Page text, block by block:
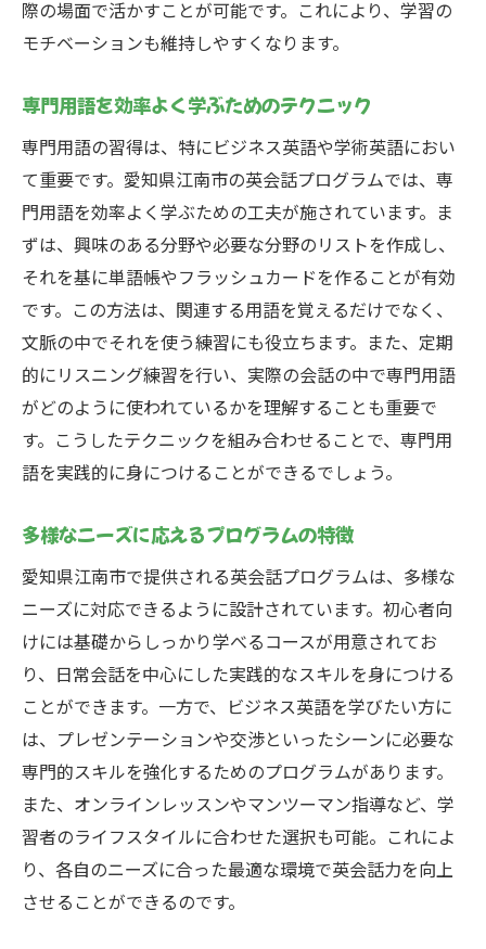
際の場面で活かすことが可能です。これにより、学習の
モチベーションも維持しやすくなります。
専門用語を効率よく学ぶためのテクニック
専門用語の習得は、特にビジネス英語や学術英語におい
て重要です。愛知県江南市の英会話プログラムでは、専
門用語を効率よく学ぶための工夫が施されています。ま
ずは、興味のある分野や必要な分野のリストを作成し、
それを基に単語帳やフラッシュカードを作ることが有効
です。この方法は、関連する用語を覚えるだけでなく、
文脈の中でそれを使う練習にも役立ちます。また、定期
的にリスニング練習を行い、実際の会話の中で専門用語
がどのように使われているかを理解することも重要で
す。こうしたテクニックを組み合わせることで、専門用
語を実践的に身につけることができるでしょう。
多様なニーズに応えるプログラムの特徴
愛知県江南市で提供される英会話プログラムは、多様な
ニーズに対応できるように設計されています。初心者向
けには基礎からしっかり学べるコースが用意されてお
り、日常会話を中心にした実践的なスキルを身につける
ことができます。一方で、ビジネス英語を学びたい方に
は、プレゼンテーションや交渉といったシーンに必要な
専門的スキルを強化するためのプログラムがあります。
また、オンラインレッスンやマンツーマン指導など、学
習者のライフスタイルに合わせた選択も可能。これによ
り、各自のニーズに合った最適な環境で英会話力を向上
させることができるのです。